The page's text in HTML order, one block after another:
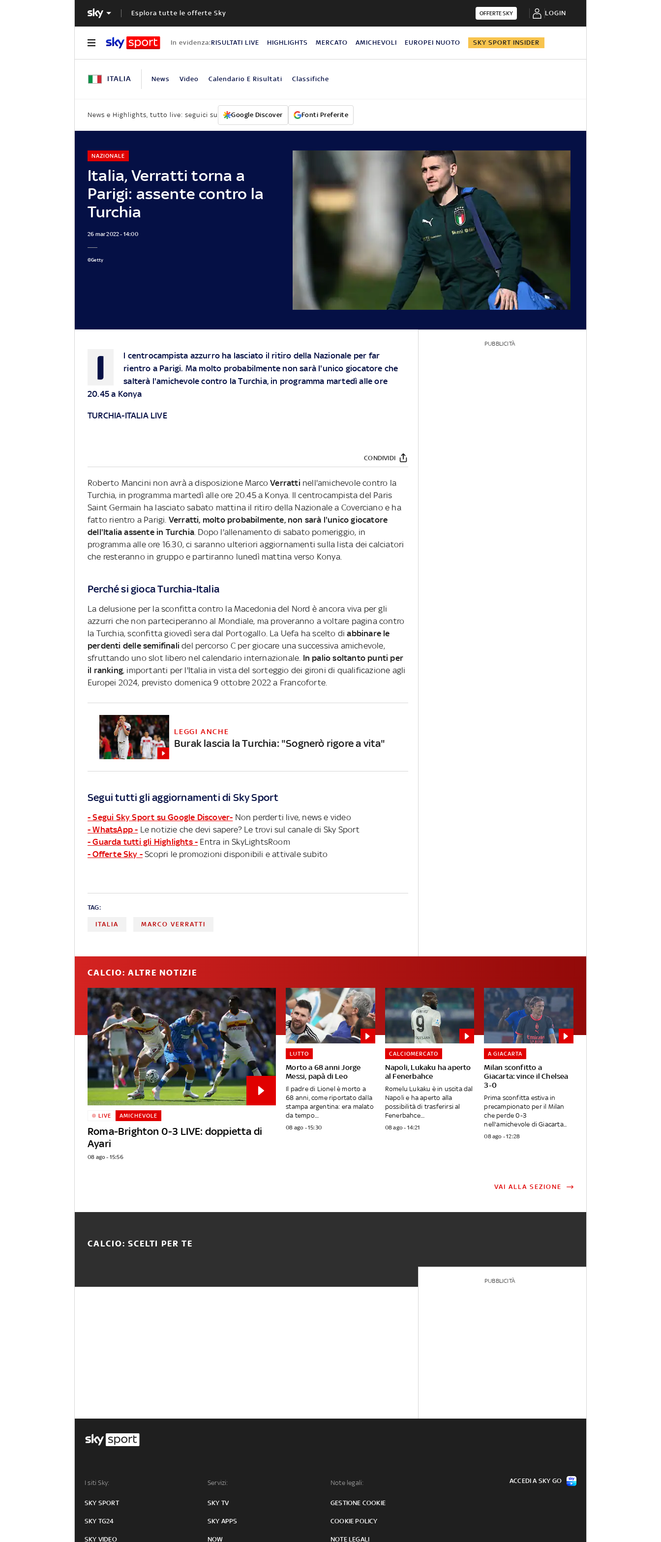
Esplora tutte le offerte Sky OFFERTE SKY LOGIN
In evidenza:RISULTATI LIVE HIGHLIGHTS MERCATO AMICHEVOLI EUROPEI NUOTO SKY SPORT INSIDER
ITALIA News Video Calendario E Risultati Classifiche
News e Highlights, tutto live: seguici su Google Discover Fonti Preferite
Italia, Verratti torna a
Parigi: assente contro la
Turchia
NAZIONALE
26 mar 2022 - 14:00
©Getty
I
l centrocampista azzurro ha lasciato il ritiro della Nazionale per far
rientro a Parigi. Ma molto probabilmente non sarà l'unico giocatore che
salterà l'amichevole contro la Turchia, in programma martedì alle ore
20.45 a Konya
TURCHIA-ITALIA LIVE
CONDIVIDI
Roberto Mancini non avrà a disposizione MarcoVerratti nell'amichevole contro la
Turchia, in programma martedì alle ore 20.45 a Konya. Il centrocampista del Paris
Saint Germain ha lasciato sabato mattina il ritiro della Nazionale a Coverciano e ha
fatto rientro a Parigi. Verratti, molto probabilmente, non sarà l'unico giocatore
dell'Italia assente in Turchia. Dopo l'allenamento di sabato pomeriggio, in
programma alle ore 16.30, ci saranno ulteriori aggiornamenti sulla lista dei calciatori
che resteranno in gruppo e partiranno lunedì mattina verso Konya.
Perché si gioca Turchia-Italia
La delusione per la sconfitta contro la Macedonia del Nord è ancora viva per gli
azzurri che non parteciperanno al Mondiale, ma proveranno a voltare pagina contro
la Turchia, sconfitta giovedì sera dal Portogallo. La Uefa ha scelto di abbinare le
perdenti delle semifinali del percorso C per giocare una successiva amichevole,
sfruttando uno slot libero nel calendario internazionale. In palio soltanto punti per
il ranking, importanti per l'Italia in vista del sorteggio dei gironi di qualificazione agli
Europei 2024, previsto domenica 9 ottobre 2022 a Francoforte.
LEGGI ANCHE
Burak lascia la Turchia: "Sognerò rigore a vita"
Segui tutti gli aggiornamenti di Sky Sport
- Segui Sky Sport su Google Discover- Non perderti live, news e video
- WhatsApp - Le notizie che devi sapere? Le trovi sul canale di Sky Sport
- Guarda tutti gli Highlights - Entra in SkyLightsRoom
- Offerte Sky - Scopri le promozioni disponibili e attivale subito
TAG:
ITALIA MARCO VERRATTI
PUBBLICITÀ
CALCIO: ALTRE NOTIZIE
Roma-Brighton 0-3 LIVE: doppietta di
Ayari
LIVE AMICHEVOLE
08 ago - 15:56
Morto a 68 anni Jorge
Messi, papà di Leo
LUTTO
Il padre di Lionel è morto a
68 anni, come riportato dalla
stampa argentina: era malato
da tempo....
08 ago - 15:30
Napoli, Lukaku ha aperto
al Fenerbahce
CALCIOMERCATO
Romelu Lukaku è in uscita dal
Napoli e ha aperto alla
possibilità di trasferirsi al
Fenerbahce....
08 ago - 14:21
Milan sconfitto a
Giacarta: vince il Chelsea
3-0
A GIACARTA
Prima sconfitta estiva in
precampionato per il Milan
che perde 0-3
nell'amichevole di Giacarta...
08 ago - 12:28
VAI ALLA SEZIONE
CALCIO: SCELTI PER TE
PUBBLICITÀ
I siti Sky:
SKY SPORT
SKY TG24
SKY VIDEO
Servizi:
SKY TV
SKY APPS
NOW
Note legali:
GESTIONE COOKIE
COOKIE POLICY
NOTE LEGALI
ACCEDI A SKY GO